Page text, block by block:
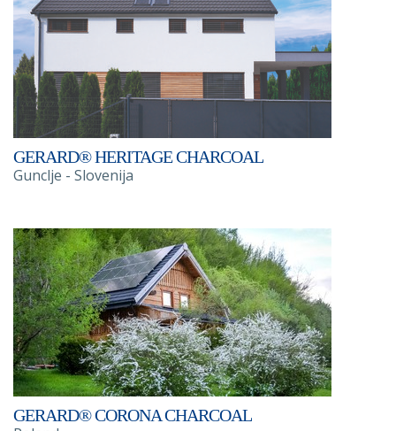
GERARD® HERITAGE CHARCOAL
Gunclje - Slovenija
GERARD® CORONA CHARCOAL